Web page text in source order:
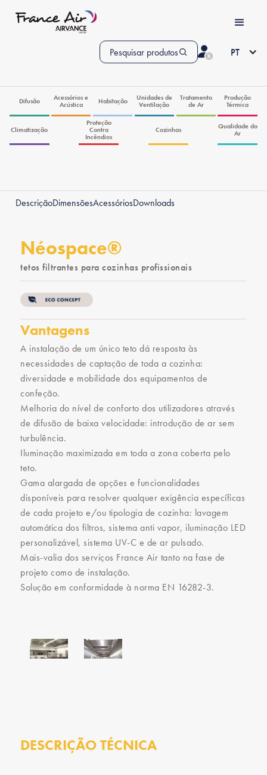
Pesquisar produtos PT
Difusão
Acessórios e
Acústica
Habitação
Unidades de
Ventilação
Tratamento
de Ar
Produção
Térmica
Climatização
Proteção
Contra
Incêndios
Cozinhas
Qualidade do
Ar
DescriçãoDimensõesAcessóriosDownloads
Néospace®
tetos filtrantes para cozinhas profissionais
Vantagens
A instalação de um único teto dá resposta às
necessidades de captação de toda a cozinha:
diversidade e mobilidade dos equipamentos de
confeção.
Melhoria do nível de conforto dos utilizadores através
de difusão de baixa velocidade: introdução de ar sem
turbulência.
Iluminação maximizada em toda a zona coberta pelo
teto.
Gama alargada de opções e funcionalidades
disponíveis para resolver qualquer exigência específicas
de cada projeto e/ou tipologia de cozinha: lavagem
automática dos filtros, sistema anti vapor, iluminação LED
personalizável, sistema UV-C e de ar pulsado.
Mais-valia dos serviços France Air tanto na fase de
projeto como de instalação.
Solução em conformidade à norma EN 16282-3.
DESCRIÇÃO TÉCNICA